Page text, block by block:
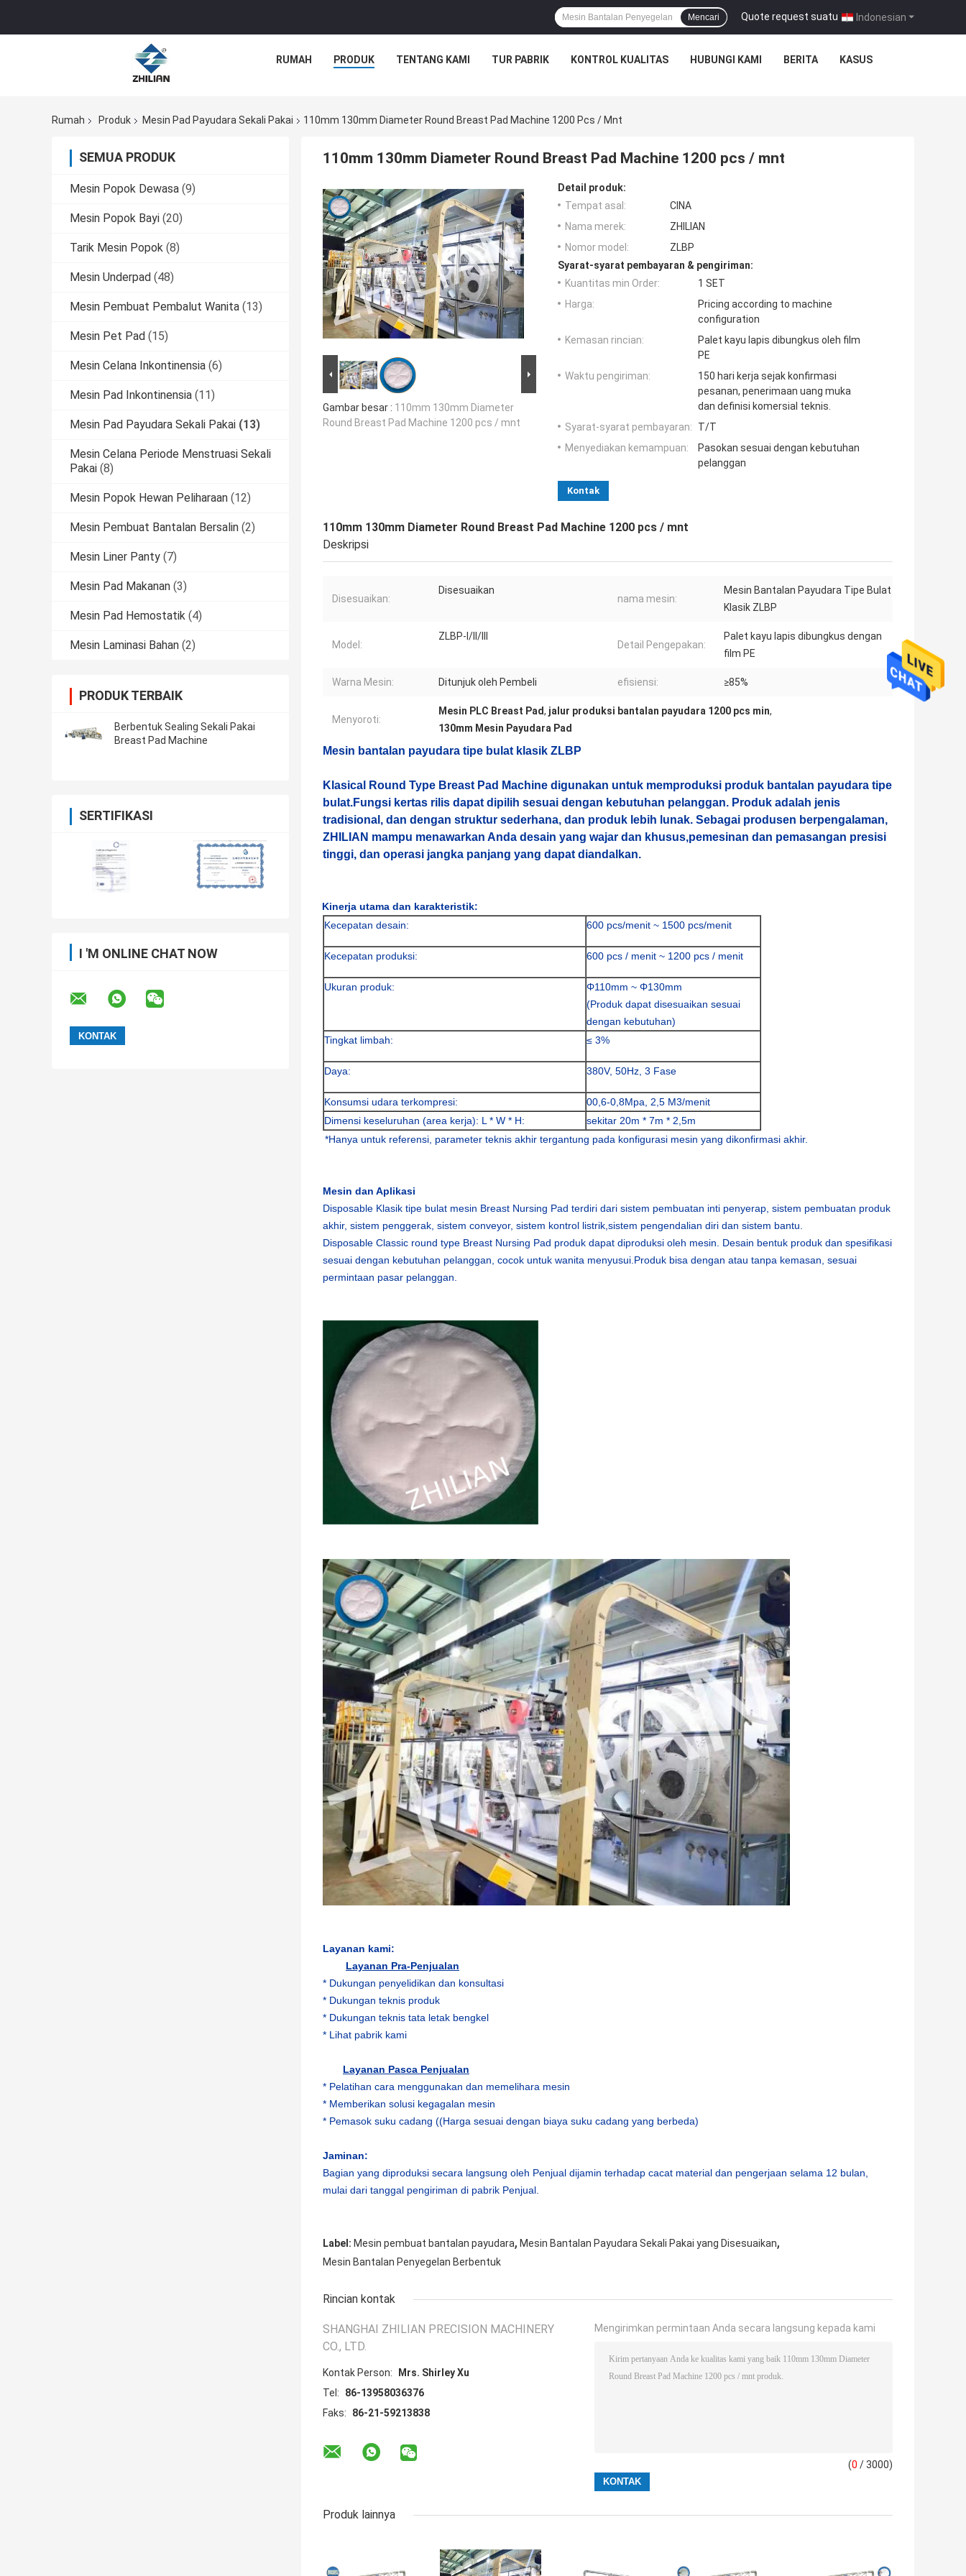
Indonesian
Quote request suatu |
Mencari
RUMAH PRODUK TENTANG KAMI TUR PABRIK KONTROL KUALITAS HUBUNGI KAMI BERITA KASUS
Rumah Produk Mesin Pad Payudara Sekali Pakai 110mm 130mm Diameter Round Breast Pad Machine 1200 Pcs / Mnt
SEMUA PRODUK
Mesin Popok Dewasa (9)
Mesin Popok Bayi (20)
Tarik Mesin Popok (8)
Mesin Underpad (48)
Mesin Pembuat Pembalut Wanita (13)
Mesin Pet Pad (15)
Mesin Celana Inkontinensia (6)
Mesin Pad Inkontinensia (11)
Mesin Pad Payudara Sekali Pakai (13)
Mesin Celana Periode Menstruasi Sekali
Pakai (8)
Mesin Popok Hewan Peliharaan (12)
Mesin Pembuat Bantalan Bersalin (2)
Mesin Liner Panty (7)
Mesin Pad Makanan (3)
Mesin Pad Hemostatik (4)
Mesin Laminasi Bahan (2)
PRODUK TERBAIK
Berbentuk Sealing Sekali Pakai
Breast Pad Machine
SERTIFIKASI
I 'M ONLINE CHAT NOW
110mm 130mm Diameter Round Breast Pad Machine 1200 pcs / mnt
Gambar besar : 110mm 130mm Diameter
Round Breast Pad Machine 1200 pcs / mnt
Detail produk:
Tempat asal:
CINA
Nama merek:
ZHILIAN
Nomor model:
ZLBP
Syarat-syarat pembayaran & pengiriman:
Kuantitas min Order:
1 SET
Harga:
Pricing according to machine
configuration
Kemasan rincian:
Palet kayu lapis dibungkus oleh film
PE
Waktu pengiriman:
150 hari kerja sejak konfirmasi
pesanan, penerimaan uang muka
dan definisi komersial teknis.
Syarat-syarat pembayaran:
T/T
Menyediakan kemampuan:
Pasokan sesuai dengan kebutuhan
pelanggan
Kontak
110mm 130mm Diameter Round Breast Pad Machine 1200 pcs / mnt
Deskripsi
Disesuaikan:
Disesuaikan
nama mesin:
Mesin Bantalan Payudara Tipe Bulat
Klasik ZLBP
Model:
ZLBP-I/II/III
Detail Pengepakan:
Palet kayu lapis dibungkus dengan
film PE
Warna Mesin: Ditunjuk oleh Pembeli efisiensi: ≥85%
Menyoroti:
Mesin PLC Breast Pad, jalur produksi bantalan payudara 1200 pcs min,
130mm Mesin Payudara Pad
Mesin bantalan payudara tipe bulat klasik ZLBP
Klasical Round Type Breast Pad Machine digunakan untuk memproduksi produk bantalan payudara tipe
bulat.Fungsi kertas rilis dapat dipilih sesuai dengan kebutuhan pelanggan. Produk adalah jenis
tradisional, dan dengan struktur sederhana, dan produk lebih lunak. Sebagai produsen berpengalaman,
ZHILIAN mampu menawarkan Anda desain yang wajar dan khusus,pemesinan dan pemasangan presisi
tinggi, dan operasi jangka panjang yang dapat diandalkan.
Kinerja utama dan karakteristik:
Kecepatan desain:
600 pcs/menit ~ 1500 pcs/menit
Kecepatan produksi: 600 pcs / menit ~ 1200 pcs / menit
Ukuran produk:
Φ110mm ~ Φ130mm
(Produk dapat disesuaikan sesuai
dengan kebutuhan)
Tingkat limbah:
≤ 3%
Daya: 380V, 50Hz, 3 Fase
Konsumsi udara terkompresi:
00,6-0,8Mpa, 2,5 M3/menit
Dimensi keseluruhan (area kerja): L * W * H:
sekitar 20m * 7m * 2,5m
*Hanya untuk referensi, parameter teknis akhir tergantung pada konfigurasi mesin yang dikonfirmasi akhir.
Mesin dan Aplikasi
Disposable Klasik tipe bulat mesin Breast Nursing Pad terdiri dari sistem pembuatan inti penyerap, sistem pembuatan produk
akhir, sistem penggerak, sistem conveyor, sistem kontrol listrik,sistem pengendalian diri dan sistem bantu.
Disposable Classic round type Breast Nursing Pad produk dapat diproduksi oleh mesin. Desain bentuk produk dan spesifikasi
sesuai dengan kebutuhan pelanggan, cocok untuk wanita menyusui.Produk bisa dengan atau tanpa kemasan, sesuai
permintaan pasar pelanggan.
Layanan kami:
Layanan Pra-Penjualan
* Dukungan penyelidikan dan konsultasi
* Dukungan teknis produk
* Dukungan teknis tata letak bengkel
* Lihat pabrik kami
Layanan Pasca Penjualan
* Pelatihan cara menggunakan dan memelihara mesin
* Memberikan solusi kegagalan mesin
* Pemasok suku cadang ((Harga sesuai dengan biaya suku cadang yang berbeda)
Jaminan:
Bagian yang diproduksi secara langsung oleh Penjual dijamin terhadap cacat material dan pengerjaan selama 12 bulan,
mulai dari tanggal pengiriman di pabrik Penjual.
Label: Mesin pembuat bantalan payudara, Mesin Bantalan Payudara Sekali Pakai yang Disesuaikan,
Mesin Bantalan Penyegelan Berbentuk
Rincian kontak
SHANGHAI ZHILIAN PRECISION MACHINERY
CO., LTD.
Kontak Person:
Mrs. Shirley Xu
Tel:
86-13958036376
Faks:
86-21-59213838
Mengirimkan permintaan Anda secara langsung kepada kami
(0 / 3000)
Produk lainnya